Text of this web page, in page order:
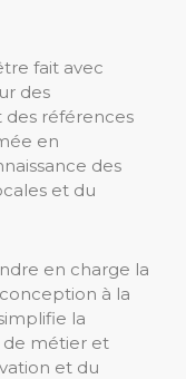
fait avec
des
des références
en
des
et du
en charge la
à la
la
de métier et
et du